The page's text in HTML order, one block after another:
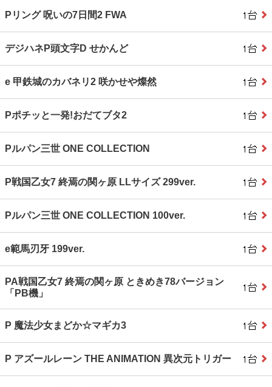
Pリング 呪いの7日間2 FWA
デジハネP頭文字D せかんど
e 甲鉄城のカバネリ2 咲かせや燦然
Pポチッと一発!おだてブタ2
Pルパン三世 ONE COLLECTION
P戦国乙女7 終焉の関ヶ原 LLサイズ 299ver.
Pルパン三世 ONE COLLECTION 100ver.
e範馬刃牙 199ver.
PA戦国乙女7 終焉の関ヶ原 ときめき78バージョン
「PB機」
P 魔法少女まどか☆マギカ3
P アズールレーン THE ANIMATION 異次元トリガー